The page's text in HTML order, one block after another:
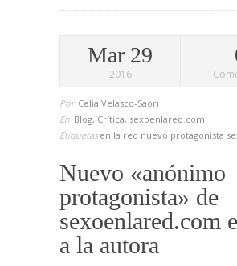
Mar 29
2016
Por Celia Velasco-Saori
En Blog, Crítica, sexoenlared.com
Etiquetas en la red nuevo protagonista
Nuevo «anónimo
protagonista» de
sexoenlared.com
a la autora